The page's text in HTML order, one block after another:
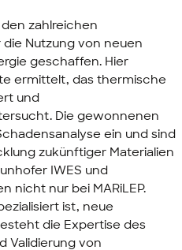
zahlreichen
die Nutzung von neuen
geschaffen. Hier
ermittelt, das thermische
und
Die gewonnenen
ein und sind
zukünftiger Materialien
IWES und
nicht nur bei MARiLEP.
ist, neue
die Expertise des
Validierung von